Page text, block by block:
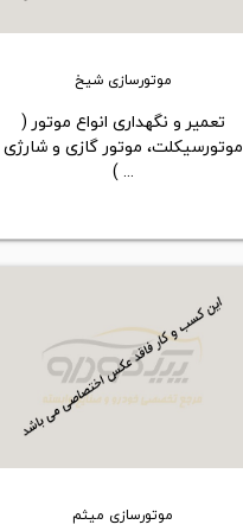
موتورسازی شیخ
تعمیر و نگهداری انواع موتور (
موتورسیکلت، موتور گازی و شارژی
... )
موتورسازی میثم